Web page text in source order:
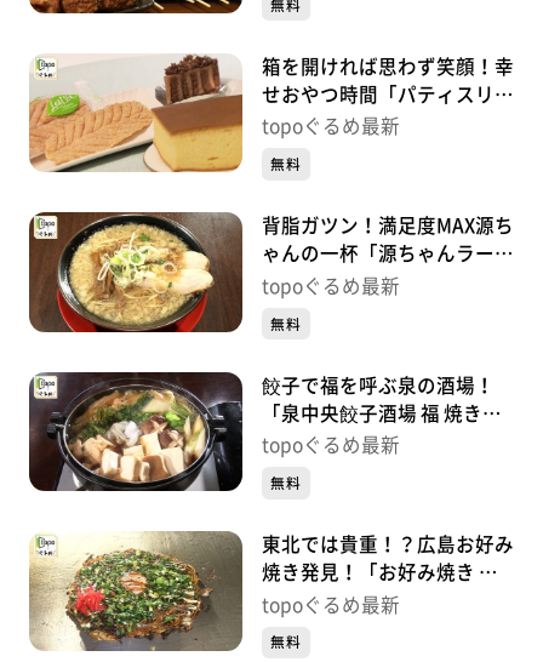
無料
箱を開ければ思わず笑顔！幸
せおやつ時間「パティスリー
アンシャンテ」（泉区泉ヶ
topoぐるめ最新
無料
背脂ガツン！満足度MAX源ち
ゃんの一杯「源ちゃんラーメ
ン」（富谷市三ノ関本木西）
topoぐるめ最新
無料
餃子で福を呼ぶ泉の酒場！
「泉中央餃子酒場 福 焼き鳥
と鶏料理 色鶏々」（泉区泉
topoぐるめ最新
無料
東北では貴重！？広島お好み
焼き発見！「お好み焼き た
かちゃん仙台」（青葉区旭ヶ
topoぐるめ最新
無料